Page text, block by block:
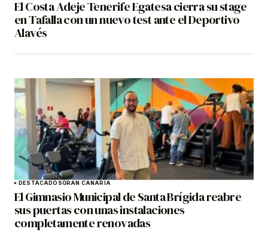
El Costa Adeje Tenerife Egatesa cierra su stage
en Tafalla con un nuevo test ante el Deportivo
Alavés
DESTACADOSGRAN CANARIA
El Gimnasio Municipal de Santa Brígida reabre
sus puertas con unas instalaciones
completamente renovadas